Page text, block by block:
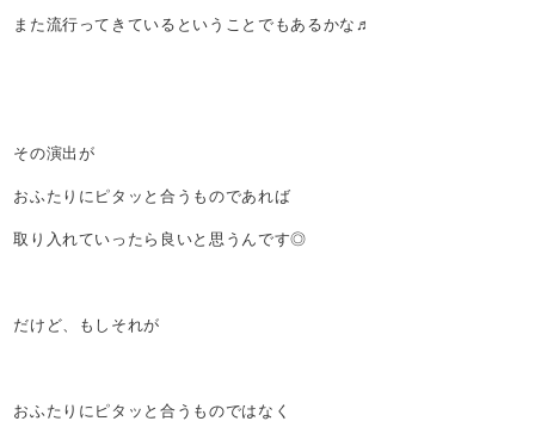
また流行ってきているということでもあるかな♬
その演出が
おふたりにピタッと合うものであれば
取り入れていったら良いと思うんです◎
だけど、もしそれが
おふたりにピタッと合うものではなく